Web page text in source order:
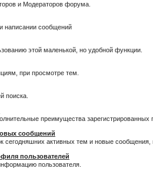
и Модераторов форума.
написании сообщений
этой маленькой, но удобной функции.
при просмотре тем.
поиска.
преимущества зарегистрированных
сообщений
сегодняшних активных тем и новые
пользователей
пользователя.